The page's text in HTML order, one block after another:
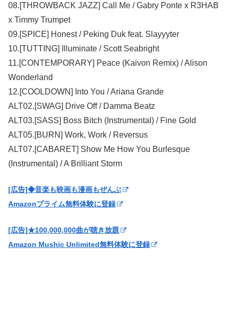
08.[THROWBACK JAZZ] Call Me / Gabry Ponte x R3HAB
x Timmy Trumpet
09.[SPICE] Honest / Peking Duk feat. Slayyyter
10.[TUTTING] Illuminate / Scott Seabright
11.[CONTEMPORARY] Peace (Kaivon Remix) / Alison
Wonderland
12.[COOLDOWN] Into You / Ariana Grande
ALT02.[SWAG] Drive Off / Damma Beatz
ALT03.[SASS] Boss Bitch (Instrumental) / Fine Gold
ALT05.[BURN] Work, Work / Reversus
ALT07.[CABARET] Show Me How You Burlesque
(Instrumental) / A Brilliant Storm
[広告]◆音楽も映画も漫画もぜんぶ
Amazonプライム無料体験に登録
[広告]★100,000,000曲が聴き放題
Amazon Mushic Unlimited無料体験に登録